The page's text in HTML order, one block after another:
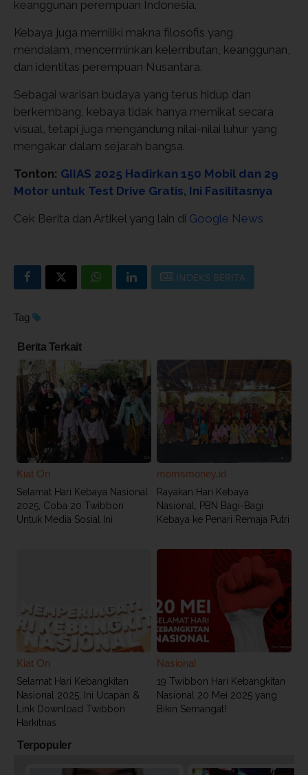
keanggunan perempuan Indonesia.
Kebaya juga memiliki makna filosofis yang
mendalam, mencerminkan kelembutan, keanggunan,
dan identitas perempuan Nusantara.
Sebagai warisan budaya yang terus hidup dan
berkembang, kebaya tidak hanya memikat secara
visual, tetapi juga mengandung nilai-nilai luhur yang
mengakar dalam sejarah bangsa.
Tonton: GIIAS 2025 Hadirkan 150 Mobil dan 29
Motor untuk Test Drive Gratis, Ini Fasilitasnya
Cek Berita dan Artikel yang lain di Google News
INDEKS BERITA
Tag
Berita Terkait
Kiat On
Selamat Hari Kebaya Nasional
2025, Coba 20 Twibbon
Untuk Media Sosial Ini
momsmoney.id
Rayakan Hari Kebaya
Nasional, PBN Bagi-Bagi
Kebaya ke Penari Remaja Putri
Kiat On
Selamat Hari Kebangkitan
Nasional 2025, Ini Ucapan &
Link Download Twibbon
Harkitnas
Nasional
19 Twibbon Hari Kebangkitan
Nasional 20 Mei 2025 yang
Bikin Semangat!
Terpopuler